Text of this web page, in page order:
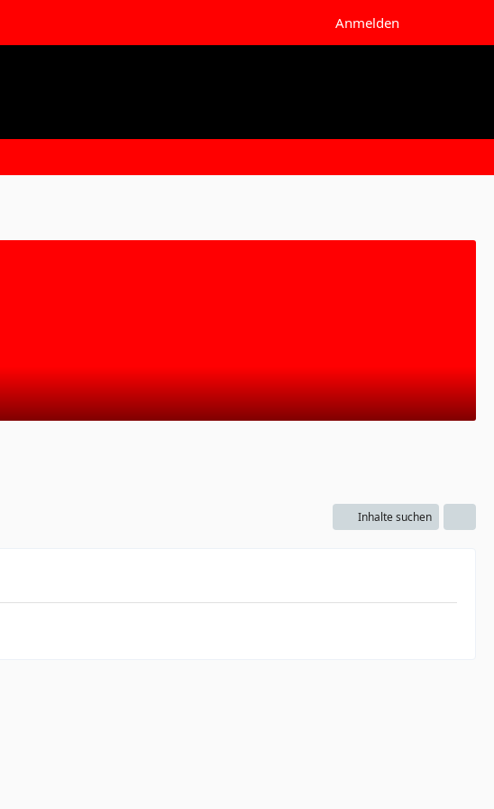
Anmelden
Inhalte suchen